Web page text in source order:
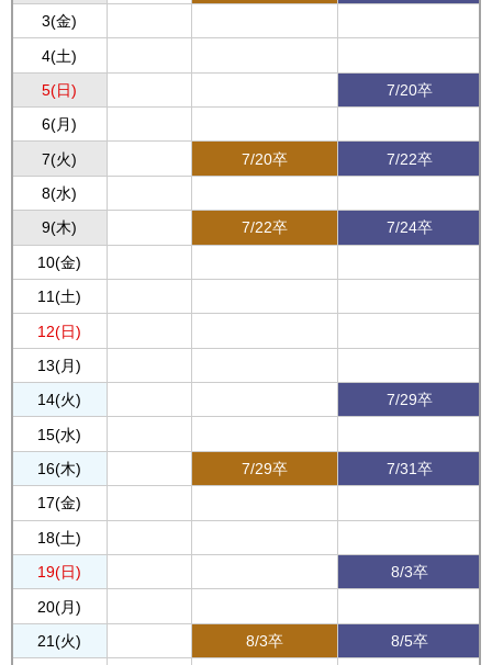
3(金)
4(土)
5(日)
7/20卒
6(月)
7(火)
7/20卒
7/22卒
8(水)
9(木)
7/22卒
7/24卒
10(金)
11(土)
12(日)
13(月)
14(火)
7/29卒
15(水)
16(木)
7/29卒
7/31卒
17(金)
18(土)
19(日)
8/3卒
20(月)
21(火)
8/3卒
8/5卒